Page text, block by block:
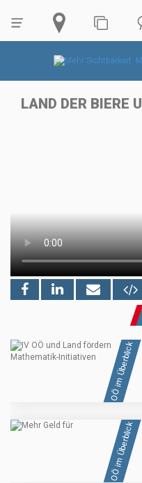
LAND DER BIERE
OÖ im Überblick
OÖ im Überblick